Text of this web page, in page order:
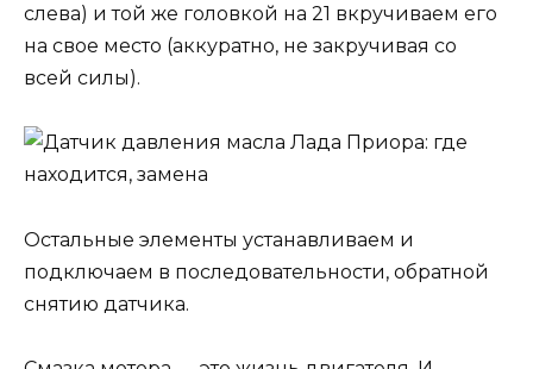
слева) и той же головкой на 21 вкручиваем его
на свое место (аккуратно, не закручивая со
всей силы).
Остальные элементы устанавливаем и
подключаем в последовательности, обратной
снятию датчика.